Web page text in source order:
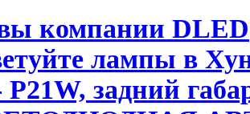
компании DLED
лампы в
задний